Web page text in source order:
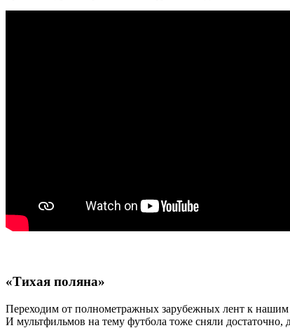
«Тихая поляна»
Переходим от полнометражных зарубежных лент к
И мультфильмов на тему футбола тоже сняли